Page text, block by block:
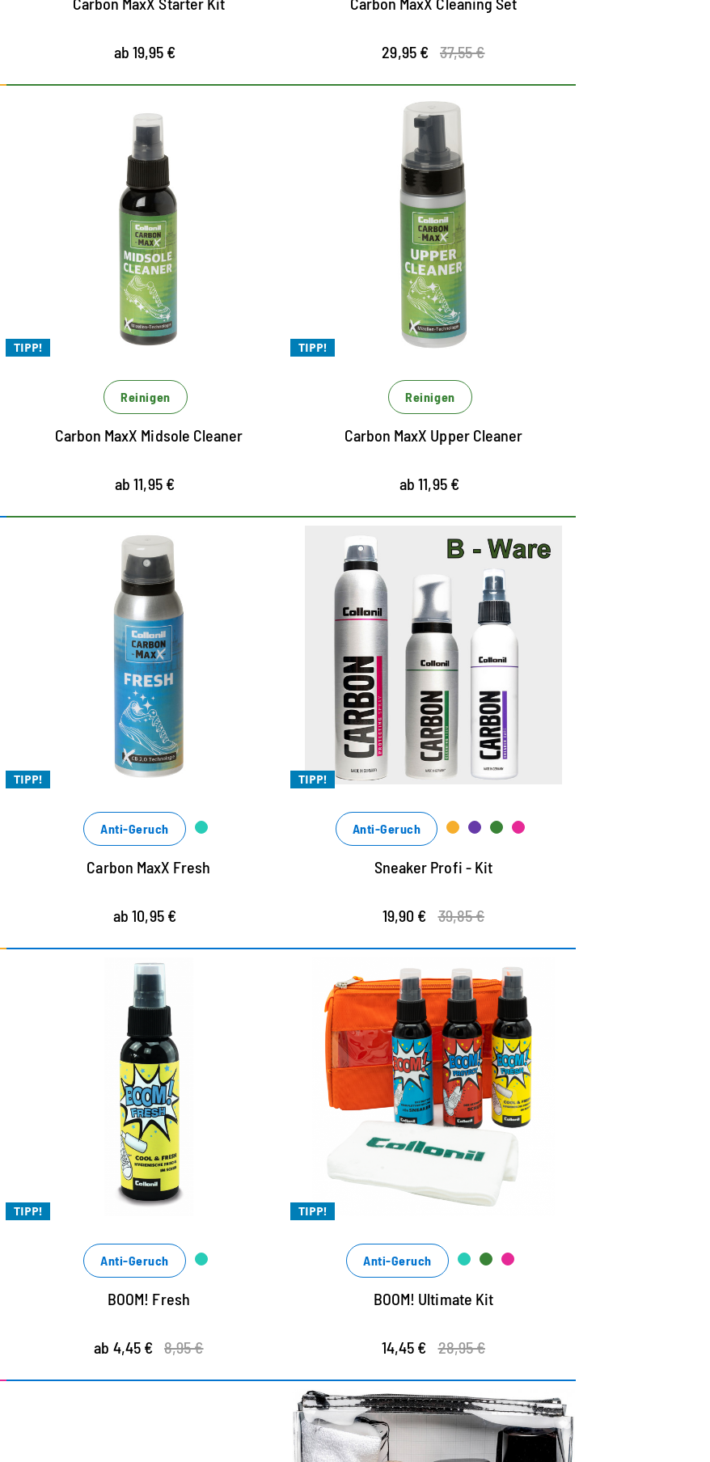
ab 19,95 € 29,95 € 37,55 €
TIPP!
Beste Midsole Reinigung
mit Mizellen Technologie
Ohne Einsatz von Mikroplastik
Für die Xtra Reinigung
Xtrem leistungsstark und Xtrem ergiebig
Reinigen
Carbon MaxX Midsole Cleaner
ab 11,95 €
TIPP!
Bestes Upper Cleaning mit
Mizellen-Technologie
Für Xtra schonende Reinigung
Xtra leistungsstark und Xtrem ergiebig
Für kraftvolle und effiziente Reinigung
aller Materialien
Reinigen
Carbon MaxX Upper Cleaner
ab 11,95 €
TIPP!
CB 2.0 Technologie für
maximale Frische
Absorbiert effizient Geruchsmoleküle
durch Einkapselung
Xtra Frischekick mit coolem Duft
Xtra leistungsstark
Anti-Geruch
Carbon MaxX Fresh
ab 10,95 €
TIPP!
Anti-Geruch
Sneaker Profi - Kit
19,90 € 39,85 €
TIPP!
COOL & FRESH – die
hygienische Frische im
Schuh
nachhaltige Menthol-Minz-Frische, die
dich durch den Tag begleitet
der effektive, organische Geruchskiller
Anti-Geruch
BOOM! Fresh
ab 4,45 € 8,95 €
TIPP!
Ultimate Kit – Limited
Edition
Reinigung, Frische und Schutz ohne
Kompromisse
easy und unkompliziert in der Anwendung
mit natürlichen Inhaltsstoffen
Anti-Geruch
BOOM! Ultimate Kit
14,45 € 28,95 €